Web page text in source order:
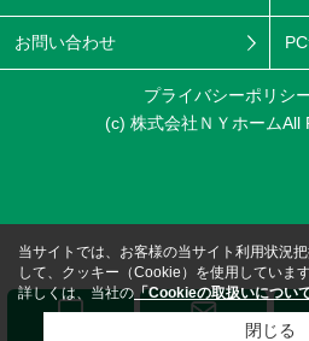
お問い合わせ
プライバシーポリシ
(c) 株式会社ＮＹホームAll
当サイトでは、お客様の当サイト利用状況
して、クッキー（Cookie）を使用しています
詳しくは、当社の 「Cookieの取扱いについ
閉じる